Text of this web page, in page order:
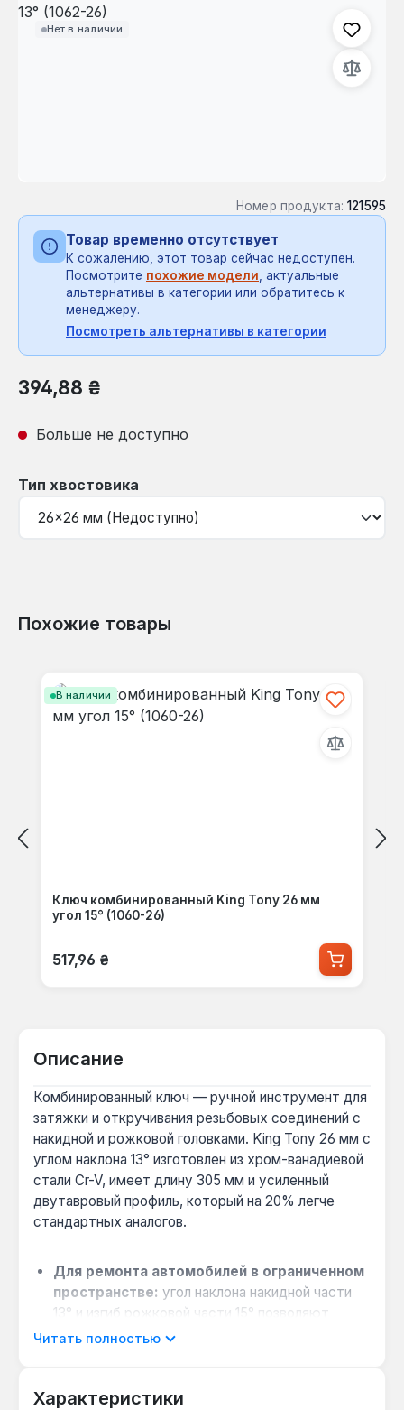
Нет в наличии
Номер продукта: 121595
Товар временно отсутствует
К сожалению, этот товар сейчас недоступен.
Посмотрите похожие модели, актуальные
альтернативы в категории или обратитесь к
менеджеру.
Посмотреть альтернативы в категории
Обычная цена:
394,88 ₴
Больше не доступно
Выберите
Тип хвостовика
Похожие товары
В наличии
Ключ комбинированный King Tony 26 мм
угол 15° (1060-26)
Обычная цена:
517,96 ₴
Описание
Комбинированный ключ — ручной инструмент для
затяжки и откручивания резьбовых соединений с
накидной и рожковой головками. King Tony 26 мм с
углом наклона 13° изготовлен из хром-ванадиевой
стали Cr-V, имеет длину 305 мм и усиленный
двутавровый профиль, который на 20% легче
стандартных аналогов.
Для ремонта автомобилей в ограниченном
пространстве: угол наклона накидной части
13° и изгиб рожковой части 15° позволяют
работать с креплениями в углублениях, где
метрическими креплениями:
Читать полностью
Характеристики